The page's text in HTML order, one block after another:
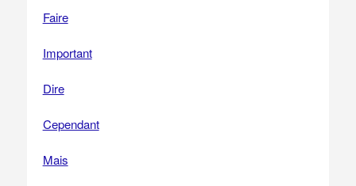
Faire
Important
Dire
Cependant
Mais